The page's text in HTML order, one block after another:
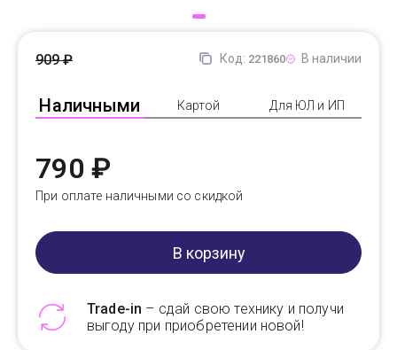
Код: 221860 В наличии
Наличными Картой Для ЮЛ и ИП
909 ₽
790 ₽
При оплате наличными со скидкой
В корзину
Trade-in – сдай свою технику и получи
выгоду при приобретении новой!